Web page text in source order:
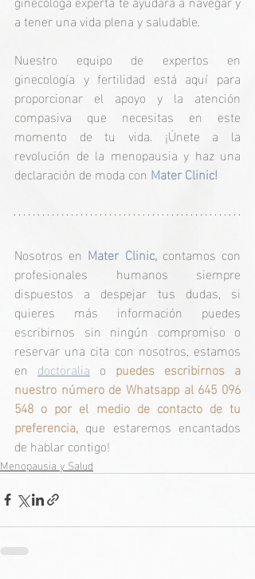
a tener una vida plena y saludable.
Nuestro equipo de expertos en
ginecología y fertilidad está aquí para
proporcionar el apoyo y la atención
compasiva que necesitas en este
momento de tu vida. ¡Únete a la
revolución de la menopausia y haz una
declaración de moda con Mater Clinic!
Nosotros en Mater Clinic, contamos con
profesionales humanos siempre
dispuestos a despejar tus dudas, si
quieres más información puedes
escribirnos sin ningún compromiso o
reservar una cita con nosotros, estamos
en doctoralia o puedes escribirnos a
nuestro número de Whatsapp al 645 096
548 o por el medio de contacto de tu
preferencia, que estaremos encantados
de hablar contigo!
Menopausia y Salud